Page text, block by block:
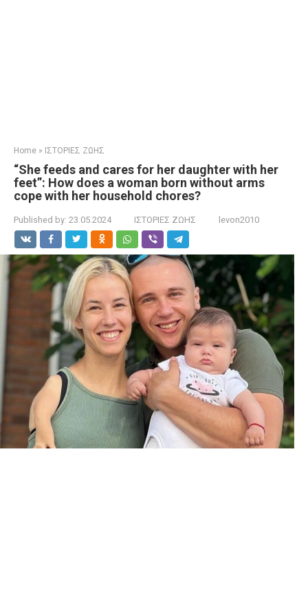
Home » ΙΣΤΟΡΙΕΣ ΖΩΗΣ
“She feeds and cares for her daughter with her
feet”: How does a woman born without arms
cope with her household chores?
Published by: 23.05.2024 ΙΣΤΟΡΙΕΣ ΖΩΗΣ levon2010